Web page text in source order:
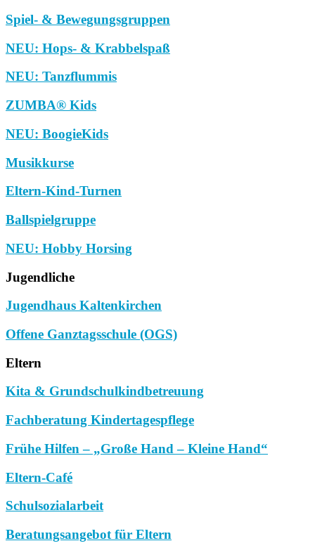
Spiel- & Bewegungsgruppen
NEU: Hops- & Krabbelspaß
NEU: Tanzflummis
ZUMBA® Kids
NEU: BoogieKids
Musikkurse
Eltern-Kind-Turnen
Ballspielgruppe
NEU: Hobby Horsing
Jugendliche
Jugendhaus Kaltenkirchen
Offene Ganztagsschule (OGS)
Eltern
Kita & Grundschulkindbetreuung
Fachberatung Kindertagespflege
Frühe Hilfen – „Große Hand – Kleine Hand“
Eltern-Café
Schulsozialarbeit
Beratungsangebot für Eltern